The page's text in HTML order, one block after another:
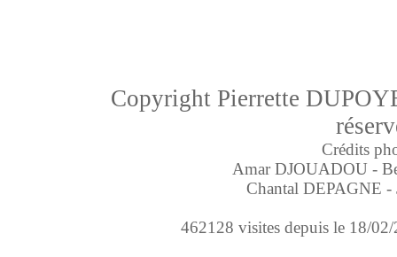
Copyright Pierrette
Crédits
Amar DJOUADOU -
Chantal DEPAGNE -
462128 visites depuis le 18/